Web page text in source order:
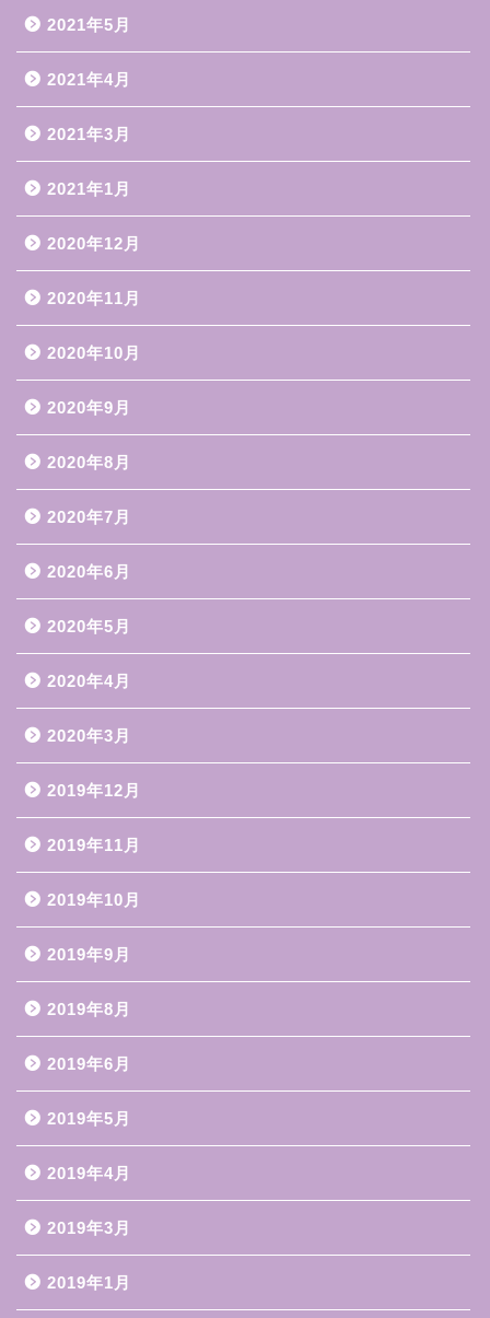
2021年5月
2021年4月
2021年3月
2021年1月
2020年12月
2020年11月
2020年10月
2020年9月
2020年8月
2020年7月
2020年6月
2020年5月
2020年4月
2020年3月
2019年12月
2019年11月
2019年10月
2019年9月
2019年8月
2019年6月
2019年5月
2019年4月
2019年3月
2019年1月